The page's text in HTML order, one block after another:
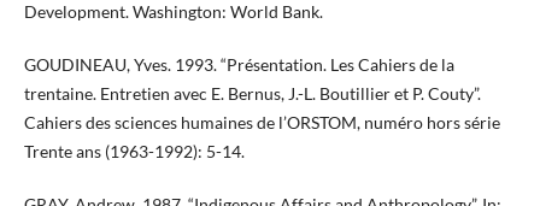
Development. Washington: World Bank.
GOUDINEAU, Yves. 1993. “Présentation. Les Cahiers de la
trentaine. Entretien avec E. Bernus, J.-L. Boutillier et P. Couty”.
Cahiers des sciences humaines de l’ORSTOM, numéro hors série
Trente ans (1963-1992): 5-14.